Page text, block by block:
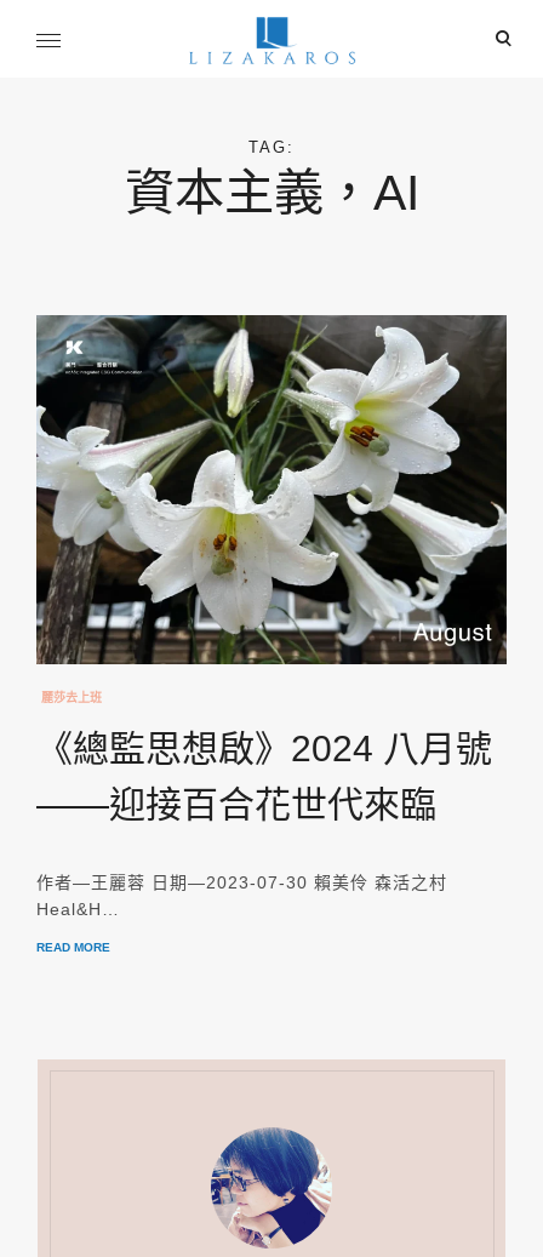
open
TAG:
資本主義，AI
麗莎去上班
《總監思想啟》2024 八月號
——迎接百合花世代來臨
作者—王麗蓉 日期—2023-07-30 賴美伶 森活之村
Heal&H…
READ MORE